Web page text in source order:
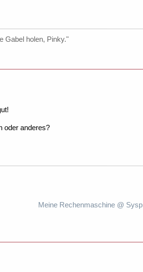
Gabel holen, Pinky."
oder anderes?
Meine Rechenmaschine @